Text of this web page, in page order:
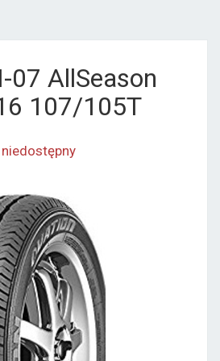
07 AllSeason
107/105T